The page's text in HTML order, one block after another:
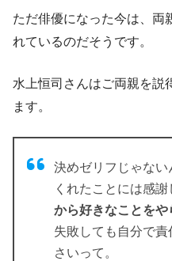
ただ俳優になった今は、 両
れているのだそうです。
水上恒司さんはご両親を説
ます。
決めゼリフじゃな
くれたことには感謝
から好きなことをや
失敗しても自分で
さいって。